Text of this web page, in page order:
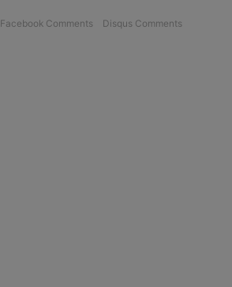
Facebook Comments Disqus Comments